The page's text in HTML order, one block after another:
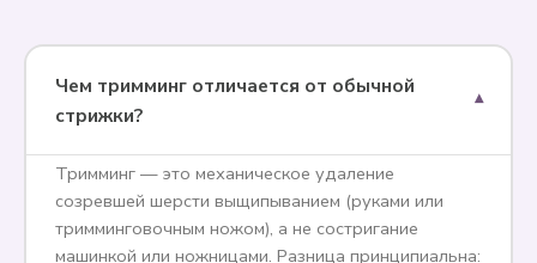
Чем тримминг отличается от обычной
стрижки?
▾
Тримминг — это механическое удаление
созревшей шерсти выщипыванием (руками или
тримминговочным ножом), а не состригание
машинкой или ножницами. Разница принципиальна: